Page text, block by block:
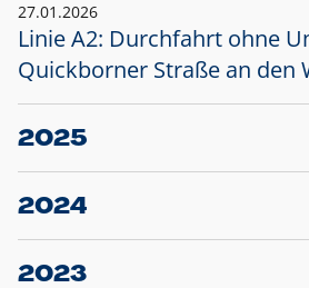
27.01.2026
Linie A2: Durchfahrt ohne
Quickborner Straße an den
2025
23.12.2025
Projekt S5: Start der
2024
10.12.2024
Großprojekt S5: Sperrung
2023